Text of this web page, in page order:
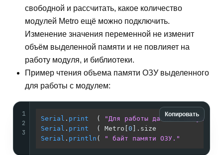
свободной и рассчитать, какое количество
модулей Metro ещё можно подключить.
Изменение значения переменной не изменит
объём выделенной памяти и не повлияет на
работу модуля, и библиотеки.
Пример чтения объема памяти ОЗУ выделенного
для работы с модулем:
Копировать
1
2
3
Serial . print
  (
"Для работы данного модуля
Serial . print
  ( Metro[
0
Serial . println ( " байт памяти ОЗУ."